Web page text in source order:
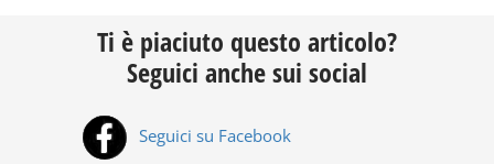
Ti è piaciuto questo articolo?
Seguici anche sui social
Seguici su Facebook